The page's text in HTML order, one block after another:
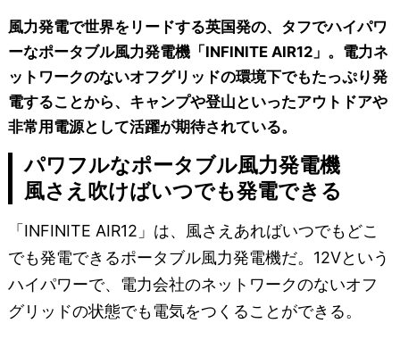
風力発電で世界をリードする英国発の、タフでハイパワ
ーなポータブル風力発電機「INFINITE AIR12」。電力ネ
ットワークのないオフグリッドの環境下でもたっぷり発
電することから、キャンプや登山といったアウトドアや
非常用電源として活躍が期待されている。
パワフルなポータブル風力発電機
風さえ吹けばいつでも発電できる
「INFINITE AIR12」は、風さえあればいつでもどこ
でも発電できるポータブル風力発電機だ。12Vという
ハイパワーで、電力会社のネットワークのないオフ
グリッドの状態でも電気をつくることができる。